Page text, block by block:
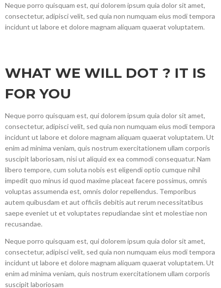
Neque porro quisquam est, qui dolorem ipsum quia dolor sit amet,
consectetur, adipisci velit, sed quia non numquam eius modi tempora
incidunt ut labore et dolore magnam aliquam quaerat voluptatem.
WHAT WE WILL DOT ? IT IS
FOR YOU
Neque porro quisquam est, qui dolorem ipsum quia dolor sit amet,
consectetur, adipisci velit, sed quia non numquam eius modi tempora
incidunt ut labore et dolore magnam aliquam quaerat voluptatem. Ut
enim ad minima veniam, quis nostrum exercitationem ullam corporis
suscipit laboriosam, nisi ut aliquid ex ea commodi consequatur. Nam
libero tempore, cum soluta nobis est eligendi optio cumque nihil
impedit quo minus id quod maxime placeat facere possimus, omnis
voluptas assumenda est, omnis dolor repellendus. Temporibus
autem quibusdam et aut officiis debitis aut rerum necessitatibus
saepe eveniet ut et voluptates repudiandae sint et molestiae non
recusandae.
Neque porro quisquam est, qui dolorem ipsum quia dolor sit amet,
consectetur, adipisci velit, sed quia non numquam eius modi tempora
incidunt ut labore et dolore magnam aliquam quaerat voluptatem. Ut
enim ad minima veniam, quis nostrum exercitationem ullam corporis
suscipit laboriosam